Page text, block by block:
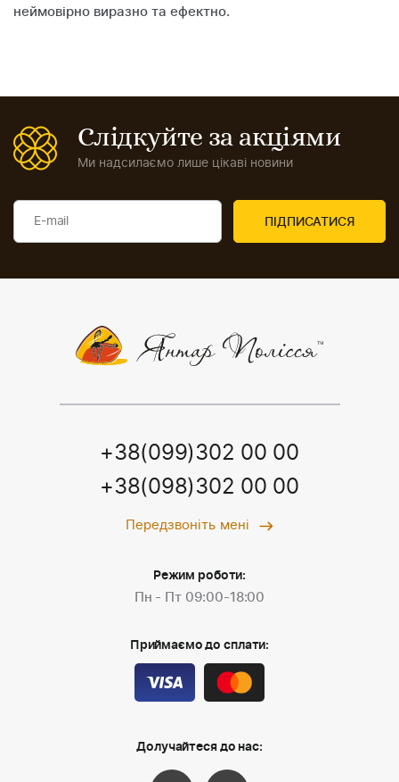
неймовірно виразно та ефектно.
Слідкуйте за акціями
Ми надсилаємо лише цікаві новини
+38(099)302 00 00
+38(098)302 00 00
Передзвоніть мені
Режим роботи:
Пн - Пт 09:00-18:00
Приймаємо до сплати:
Долучайтеся до нас: